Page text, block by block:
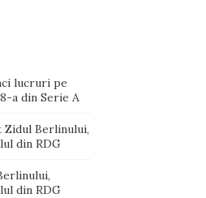
lucruri pe
a din Serie A
Zidul Berlinului,
din RDG
din RDG